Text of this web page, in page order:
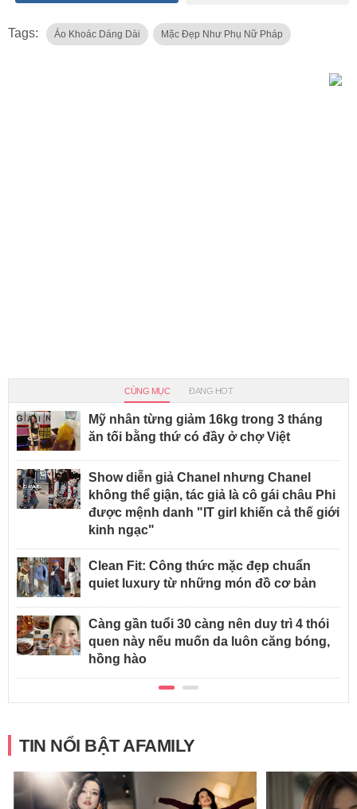
Tags: Áo Khoác Dáng Dài Mặc Đẹp Như Phụ Nữ Pháp
CÙNG MỤC ĐANG HOT
Mỹ nhân từng giảm 16kg trong 3 tháng
ăn tối bằng thứ có đầy ở chợ Việt
Show diễn giả Chanel nhưng Chanel
không thể giận, tác giả là cô gái châu Phi
được mệnh danh "IT girl khiến cả thế giới
kinh ngạc"
Clean Fit: Công thức mặc đẹp chuẩn
quiet luxury từ những món đồ cơ bản
Càng gần tuổi 30 càng nên duy trì 4 thói
quen này nếu muốn da luôn căng bóng,
hồng hào
TIN NỔI BẬT AFAMILY